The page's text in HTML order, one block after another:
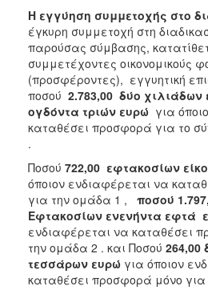
Η εγγύηση συμμετοχής στο
έγκυρη συμμετοχή στη
παρούσας σύμβασης,
συμμετέχοντες οικονομικούς
(προσφέροντες), εγγυητική
ποσού 2.783,00 δύο
ογδόντα τριών ευρώ για
καταθέσει προσφορά για το
.
Ποσού 722,00 εφτακοσίων
όποιον ενδιαφέρεται να
για την ομάδα 1 , ποσού
Εφτακοσίων ενενήντα εφτά
ενδιαφέρεται να καταθέσει
την ομάδα 2 . και Ποσού 264,00
τεσσάρων ευρώ για όποιον
καταθέσει προσφορά μόνο